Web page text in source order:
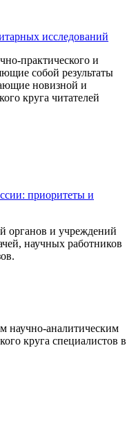
исследований
практического и
собой результаты
новизной и
круга читателей
приоритеты и
органов и учреждений
научных работников
научно-аналитическим
круга специалистов в